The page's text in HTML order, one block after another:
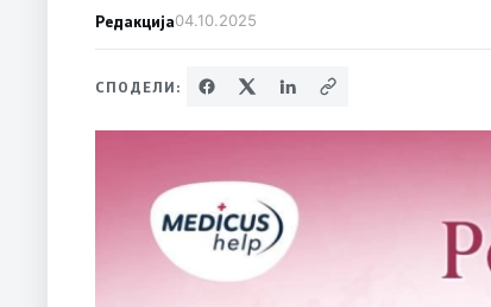
Редакција04.10.2025
СПОДЕЛИ: